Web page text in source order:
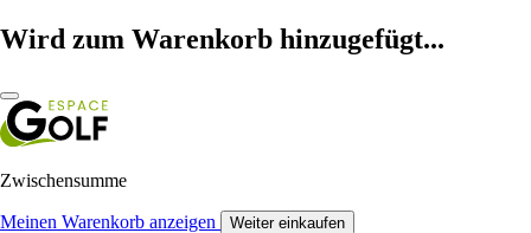
Wird zum Warenkorb hinzugefügt...
Zwischensumme
Meinen Warenkorb anzeigen Weiter einkaufen